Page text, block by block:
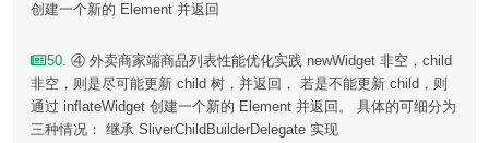
创建一个新的 Element 并返回
50. ④ 外卖商家端商品列表性能优化实践 newWidget 非空，child
非空，则是尽可能更新 child 树，并返回， 若是不能更新 child，则
通过 inﬂateWidget 创建一个新的 Element 并返回。 具体的可细分为
三种情况： 继承 SliverChildBuilderDelegate 实现